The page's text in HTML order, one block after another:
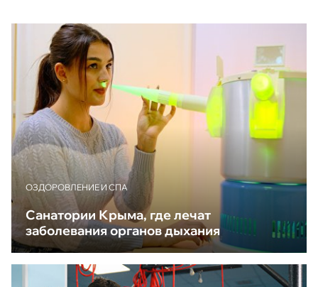
ОЗДОРОВЛЕНИЕ И СПА
Санатории Крыма, где лечат
заболевания органов дыхания